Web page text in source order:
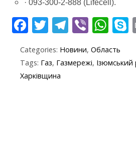
· 093-300-2-888 (Lifecell).
F
e
b
T
itt
er
T
e
gr
Vi
er
W
at y
p
Categories: Новини, Область
Tags: Газ, Газмережі, Ізюмський
Харківщина